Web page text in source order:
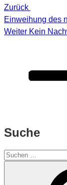
Zurück
Einweihung des
Nächster
Weiter Kein
Suche
Suchen